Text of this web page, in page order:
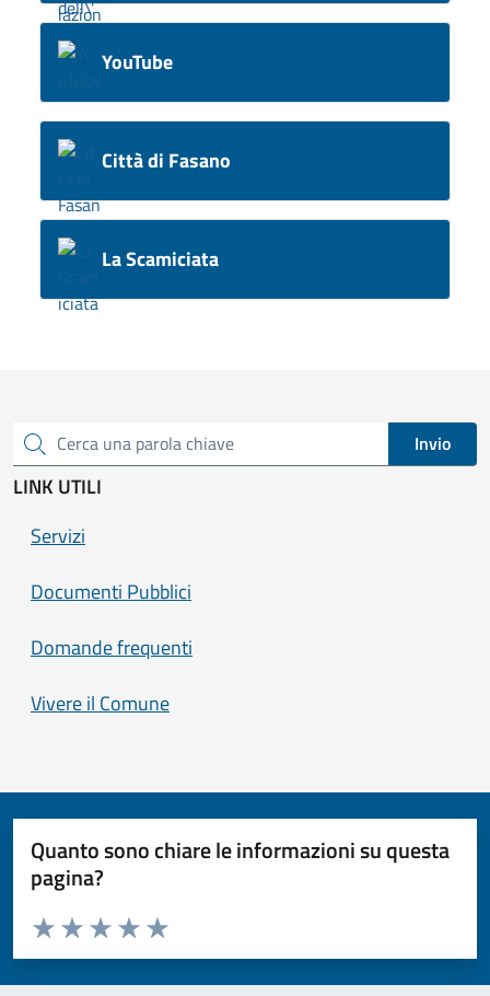
YouTube
Città di Fasano
La Scamiciata
Cerca una parola chiave Invio
LINK UTILI
Servizi
Documenti Pubblici
Domande frequenti
Vivere il Comune
Quanto sono chiare le informazioni su questa
pagina?
Valuta da 1 a 5 stelle la pagina
Valuta 5 stelle su 5
Valuta 4 stelle su 5
Valuta 3 stelle su 5
Valuta 2 stelle su 5
Valuta 1 stelle su 5